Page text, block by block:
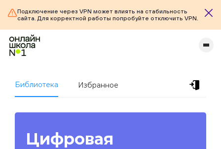
Подключение через VPN может влиять на стабильность
сайта. Для корректной работы попробуйте отключить VPN.
Библиотека Избранное
Цифровая